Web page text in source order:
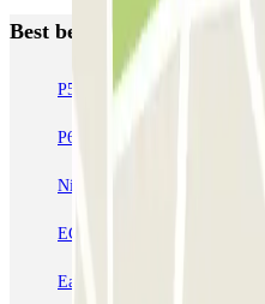
Best beoordeelde
P5 Aéroport de Nice Côte
P6 Aéroport de Nice Côte
Nicetoile
ECTOR - Service Voiturier -
Easy Parking Aéroport -